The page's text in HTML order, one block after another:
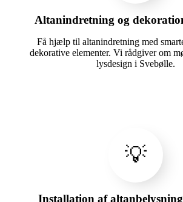
Altanindretning og
Få hjælp til altanindretning med
dekorative elementer. Vi rådgiver om
lysdesign i Svebølle.
💡
Installation af